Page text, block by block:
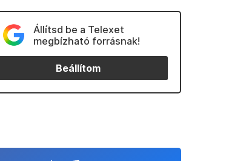
Állítsd be a Telexet
megbízható forrásnak!
Beállítom